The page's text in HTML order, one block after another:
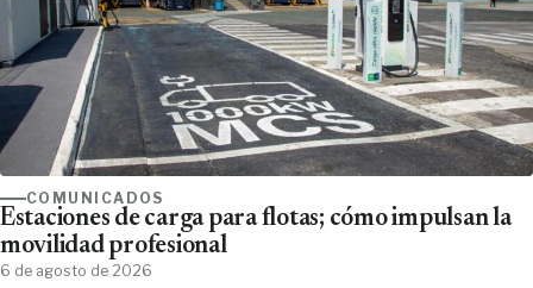
COMUNICADOS
Estaciones de carga para flotas; cómo impulsan la
movilidad profesional
6 de agosto de 2026